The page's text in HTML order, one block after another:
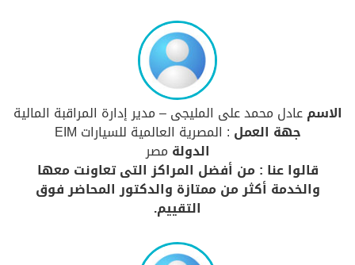
الاسمعادل محمد على المليجى – مدير إدارة المراقبة المالية
جهة العمل : المصرية العالمية للسيارات EIM
الدولة مصر
قالوا عنا : من أفضل المراكز التى تعاونت معها
والخدمة أكثر من ممتازة والدكتور المحاضر فوق
التقييم.